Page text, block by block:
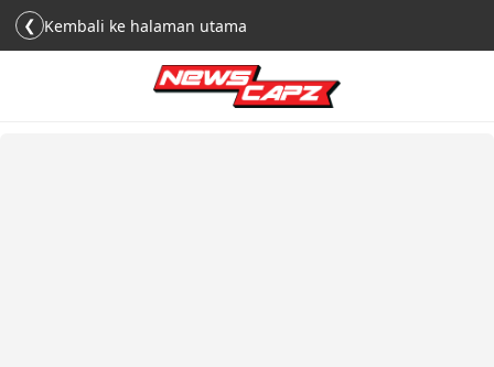
❮ Kembali ke halaman utama